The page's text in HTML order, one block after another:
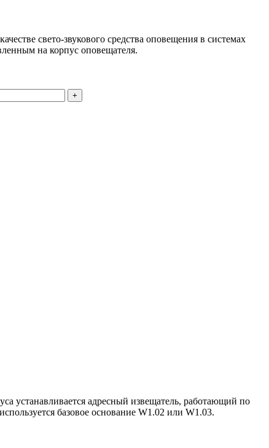
свето-звукового средства оповещения в системах
на корпус оповещателя.
устанавливается адресный извещатель, работающий по
базовое основание W1.02 или W1.03.